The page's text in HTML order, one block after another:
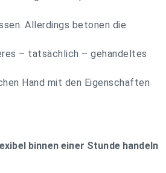
Allerdings betonen die
– tatsächlich – gehandeltes
Hand mit den Eigenschaften
binnen einer Stunde handeln